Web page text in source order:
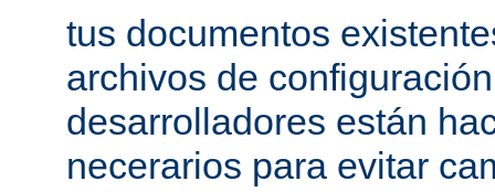
tus documentos
archivos de
desarrolladores están
necerarios para evitar